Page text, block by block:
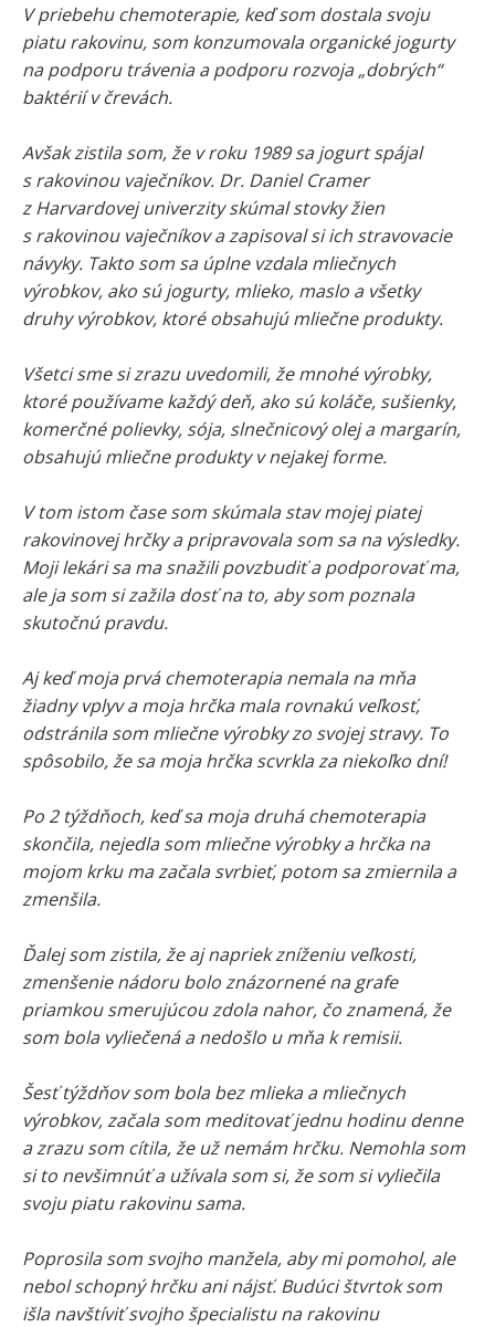
V priebehu chemoterapie, keď som dostala svoju
piatu rakovinu, som konzumovala organické jogurty
na podporu trávenia a podporu rozvoja „dobrých“
baktérií v črevách.
Avšak zistila som, že v roku 1989 sa jogurt spájal
s rakovinou vaječníkov. Dr. Daniel Cramer
z Harvardovej univerzity skúmal stovky žien
s rakovinou vaječníkov a zapisoval si ich stravovacie
návyky. Takto som sa úplne vzdala mliečnych
výrobkov, ako sú jogurty, mlieko, maslo a všetky
druhy výrobkov, ktoré obsahujú mliečne produkty.
Všetci sme si zrazu uvedomili, že mnohé výrobky,
ktoré používame každý deň, ako sú koláče, sušienky,
komerčné polievky, sója, slnečnicový olej a margarín,
obsahujú mliečne produkty v nejakej forme.
V tom istom čase som skúmala stav mojej piatej
rakovinovej hrčky a pripravovala som sa na výsledky.
Moji lekári sa ma snažili povzbudiť a podporovať ma,
ale ja som si zažila dosť na to, aby som poznala
skutočnú pravdu.
Aj keď moja prvá chemoterapia nemala na mňa
žiadny vplyv a moja hrčka mala rovnakú veľkosť,
odstránila som mliečne výrobky zo svojej stravy. To
spôsobilo, že sa moja hrčka scvrkla za niekoľko dní!
Po 2 týždňoch, keď sa moja druhá chemoterapia
skončila, nejedla som mliečne výrobky a hrčka na
mojom krku ma začala svrbieť, potom sa zmiernila a
zmenšila.
Ďalej som zistila, že aj napriek zníženiu veľkosti,
zmenšenie nádoru bolo znázornené na grafe
priamkou smerujúcou zdola nahor, čo znamená, že
som bola vyliečená a nedošlo u mňa k remisii.
Šesť týždňov som bola bez mlieka a mliečnych
výrobkov, začala som meditovať jednu hodinu denne
a zrazu som cítila, že už nemám hrčku. Nemohla som
si to nevšimnúť a užívala som si, že som si vyliečila
svoju piatu rakovinu sama.
Poprosila som svojho manžela, aby mi pomohol, ale
nebol schopný hrčku ani nájsť. Budúci štvrtok som
išla navštíviť svojho špecialistu na rakovinu